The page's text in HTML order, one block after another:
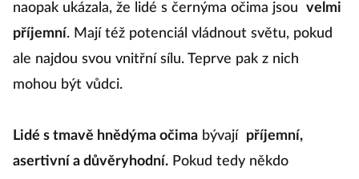
naopak ukázala, že lidé s černýma očima jsou
velmi
příjemní. Mají též potenciál vládnout světu, pokud
ale najdou svou vnitřní sílu. Teprve pak z nich
mohou být vůdci.
Lidé s tmavě hnědýma očima bývají
příjemní,
asertivní a důvěryhodní. Pokud tedy někdo